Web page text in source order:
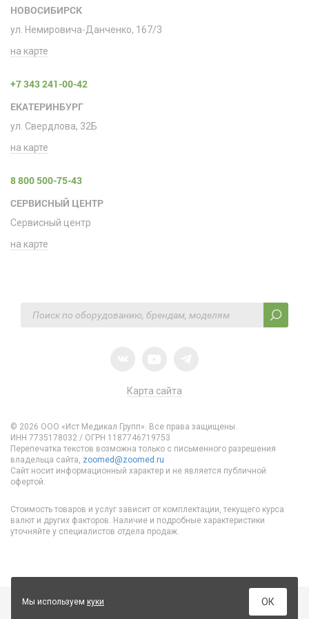
НОВОСИБИРСК
ул. Немировича-Данченко, 167/3
на карте
+7 343 241-00-42
ЕКАТЕРИНБУРГ
ул. Свердлова, 32Б
на карте
8 800 500-75-43
СЕРВИСНЫЙ ЦЕНТР
Сервисный центр
на карте
Карта сайта
© 2026 ООО «Ист Медикал Групп». Все права защищены.
ИНН 7735178032 / ОГРН 1187746719753
Перепечатка текстов возможна только с письменного разрешения
владельца сайта, zoomed@zoomed.ru
Сайт носит информационный характер и не является публичной
офертой.
Стоимость товаров и услуг зависит от комплектации, текущего курса
валют и других факторов. Наличие и подробные характеристики
уточняйте у специалистов отдела продаж.
Цена по запросу *
Мы используем куки ОК